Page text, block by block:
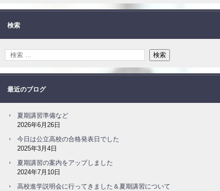
検索
最近のブログ
夏期講習準備など
2026年6月26日
今日は公立高校の合格発表日でした
2025年3月4日
夏期講習の案内をアップしました
2024年7月10日
高校進学説明会に行ってきました＆夏期講習について